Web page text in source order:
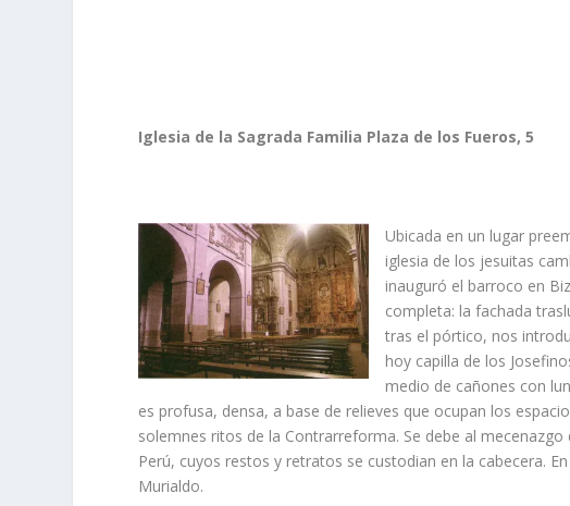
Iglesia de la Sagrada Familia Plaza de los Fueros, 5
Ubicada en un lugar
iglesia de los jesuitas
inauguró el barroco en
completa: la fachada
tras el pórtico, nos
hoy capilla de los
medio de cañones con
es profusa, densa, a base de relieves que ocupan los
solemnes ritos de la Contrarreforma. Se debe al
Perú, cuyos restos y retratos se custodian en la cabecera.
Murialdo.